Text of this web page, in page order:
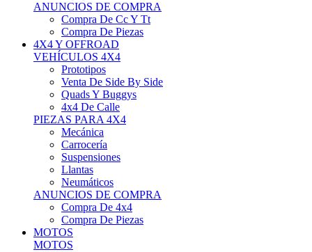
Compra De Piezas
4X4 Y OFFROAD
VEHÍCULOS 4X4
Prototipos
Venta De Side By Side
Quads Y Buggys
4x4 De Calle
PIEZAS PARA 4X4
Mecánica
Carrocería
Suspensiones
Llantas
Neumáticos
ANUNCIOS DE COMPRA
Compra De 4x4
Compra De Piezas
MOTOS
MOTOS
Motos De Circuito